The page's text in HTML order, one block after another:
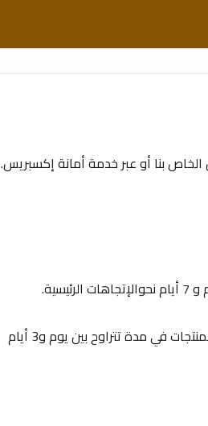
الخاص بنا أو عبر خدمة أمانة إكسبريس.
مدة تتراوح بين يوم و3 أيام